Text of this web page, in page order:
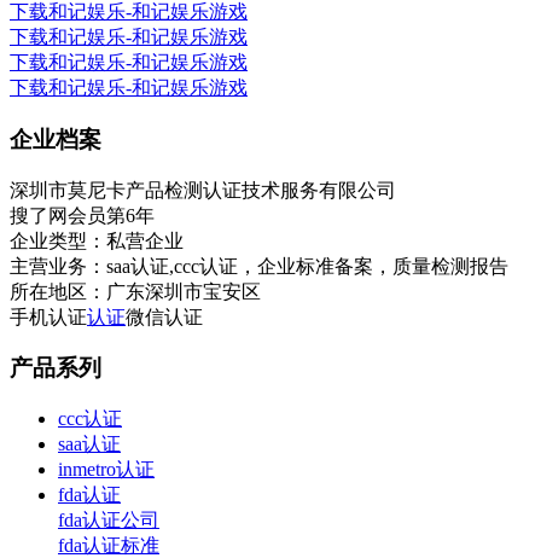
下载和记娱乐-和记娱乐游戏
下载和记娱乐-和记娱乐游戏
下载和记娱乐-和记娱乐游戏
下载和记娱乐-和记娱乐游戏
企业档案
深圳市莫尼卡产品检测认证技术服务有限公司
搜了网会员第6年
企业类型： 私营企业
主营业务： saa认证,ccc认证，企业标准备案，质量检测报告
所在地区： 广东深圳市宝安区
手机认证认证微信认证
产品系列
ccc认证
saa认证
inmetro认证
fda认证
fda认证公司
fda认证标准